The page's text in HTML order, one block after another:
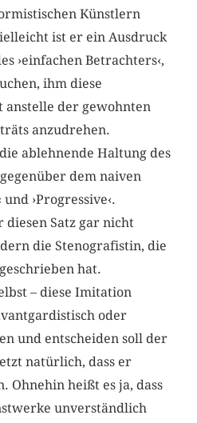
Künstlern
ist er ein Ausdruck
›einfachen Betrachters‹,
ihm diese
anstelle der gewohnten
anzudrehen.
ablehnende Haltung des
dem naiven
und ›Progressive‹.
Satz gar nicht
die Stenografistin, die
hat.
– diese Imitation
oder
und entscheiden soll der
natürlich, dass er
Ohnehin heißt es ja, dass
unverständlich